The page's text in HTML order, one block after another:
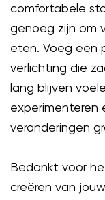
comfortabele
genoeg zijn om
eten. Voeg een
verlichting die
lang blijven
experimenteren
veranderingen
Bedankt voor
creëren van